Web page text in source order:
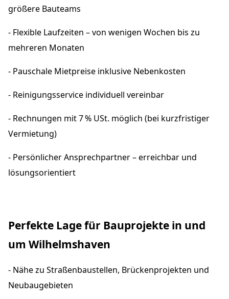
größere Bauteams
- Flexible Laufzeiten – von wenigen Wochen bis zu
mehreren Monaten
- Pauschale Mietpreise inklusive Nebenkosten
- Reinigungsservice individuell vereinbar
- Rechnungen mit 7 % USt. möglich (bei kurzfristiger
Vermietung)
- Persönlicher Ansprechpartner – erreichbar und
lösungsorientiert
Perfekte Lage für Bauprojekte in und
um Wilhelmshaven
- Nähe zu Straßenbaustellen, Brückenprojekten und
Neubaugebieten